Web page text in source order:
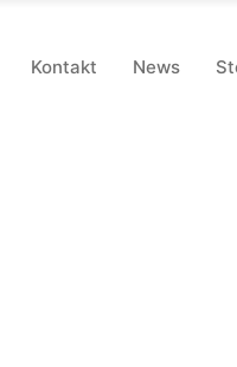
Kontakt News